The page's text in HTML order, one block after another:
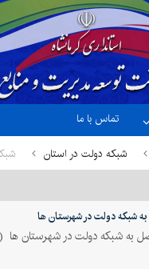
تماس با ما
شبکه دولت در استان
شبکه دولت در شهرستان ها
شهرستان ها ( تا پايان سال 1397) تعداد نام شهرستان 43 اسلام